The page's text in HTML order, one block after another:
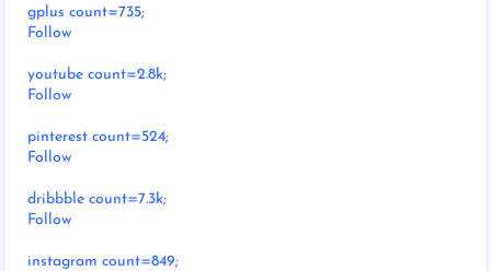
gplus count=735;
Follow
youtube count=2.8k;
Follow
pinterest count=524;
Follow
dribbble count=7.3k;
Follow
instagram count=849;